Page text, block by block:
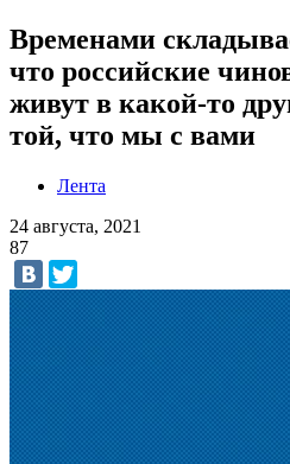
Временами
что российские
живут в какой-то
той, что мы с вами
Лента
24 августа, 2021
87